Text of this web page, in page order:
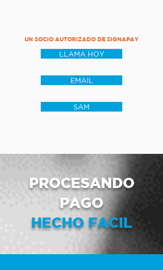
UN SOCIO AUTORIZADO DE SIGNAPAY
LLAMA HOY
EMAIL
SAM
PROCESANDO
PAGO
HECHO FACIL